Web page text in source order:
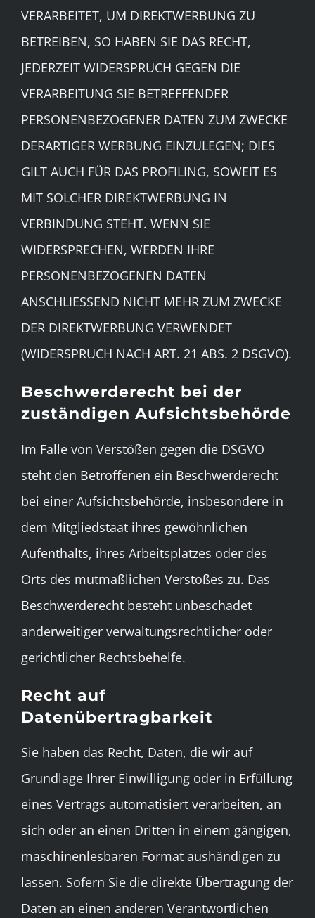
VERARBEITET, UM DIREKTWERBUNG ZU
BETREIBEN, SO HABEN SIE DAS RECHT,
JEDERZEIT WIDERSPRUCH GEGEN DIE
VERARBEITUNG SIE BETREFFENDER
PERSONENBEZOGENER DATEN ZUM ZWECKE
DERARTIGER WERBUNG EINZULEGEN; DIES
GILT AUCH FÜR DAS PROFILING, SOWEIT ES
MIT SOLCHER DIREKTWERBUNG IN
VERBINDUNG STEHT. WENN SIE
WIDERSPRECHEN, WERDEN IHRE
PERSONENBEZOGENEN DATEN
ANSCHLIESSEND NICHT MEHR ZUM ZWECKE
DER DIREKTWERBUNG VERWENDET
(WIDERSPRUCH NACH ART. 21 ABS. 2 DSGVO).
Beschwerderecht bei der
zuständigen Aufsichtsbehörde
Im Falle von Verstößen gegen die DSGVO
steht den Betroffenen ein Beschwerderecht
bei einer Aufsichtsbehörde, insbesondere in
dem Mitgliedstaat ihres gewöhnlichen
Aufenthalts, ihres Arbeitsplatzes oder des
Orts des mutmaßlichen Verstoßes zu. Das
Beschwerderecht besteht unbeschadet
anderweitiger verwaltungsrechtlicher oder
gerichtlicher Rechtsbehelfe.
Recht auf
Datenübertragbarkeit
Sie haben das Recht, Daten, die wir auf
Grundlage Ihrer Einwilligung oder in Erfüllung
eines Vertrags automatisiert verarbeiten, an
sich oder an einen Dritten in einem gängigen,
maschinenlesbaren Format aushändigen zu
lassen. Sofern Sie die direkte Übertragung der
Daten an einen anderen Verantwortlichen